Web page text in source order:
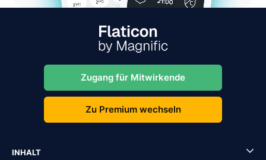
Zugang für Mitwirkende
Zu Premium wechseln
INHALT